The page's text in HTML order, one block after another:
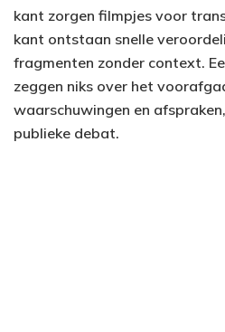
kant zorgen filmpjes voor
kant ontstaan snelle
fragmenten zonder context.
zeggen niks over het
waarschuwingen en
publieke debat.